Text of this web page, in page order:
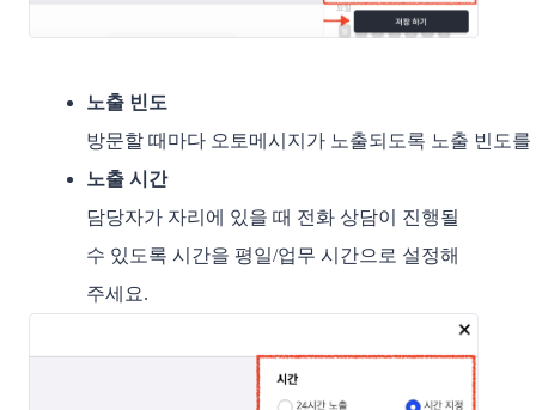
노출 빈도
방문할 때마다 오토메시지가 노출되도록 노출 빈도
노출 시간
담당자가 자리에 있을 때 전화 상담이 진행될
수 있도록 시간을 평일/업무 시간으로 설정해
주세요.